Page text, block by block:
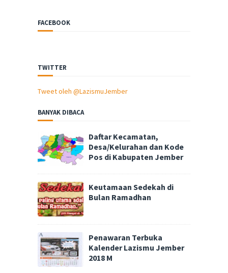
FACEBOOK
TWITTER
Tweet oleh @LazismuJember
BANYAK DIBACA
Daftar Kecamatan,
Desa/Kelurahan dan Kode
Pos di Kabupaten Jember
Keutamaan Sedekah di
Bulan Ramadhan
Penawaran Terbuka
Kalender Lazismu Jember
2018 M